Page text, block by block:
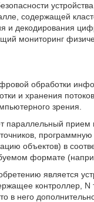
содержащей
и декодирования
мониторинг
обработки
и хранения
зрения.
параллельный
объектов) в
формате
является
контроллер, N
в него